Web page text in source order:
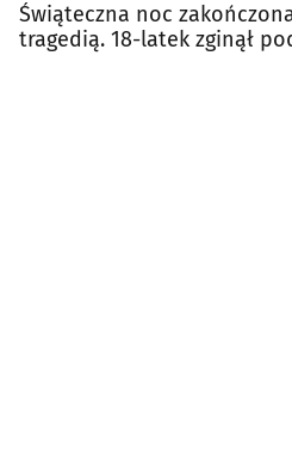
Świąteczna noc
tragedią. 18-latek zginął